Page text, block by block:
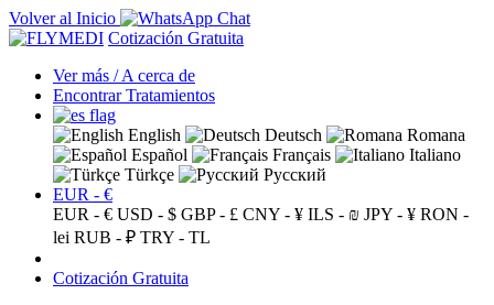
Volver al Inicio
Cotización Gratuita
Ver más / A cerca de
Encontrar Tratamientos
English Deutsch
Romana
Español
Français
Italiano
Türkçe
Русский
EUR - €
EUR - € USD - $ GBP - £ CNY - ¥ ILS - ₪ JPY - ¥ RON -
lei RUB - ₽ TRY - TL
Cotización Gratuita